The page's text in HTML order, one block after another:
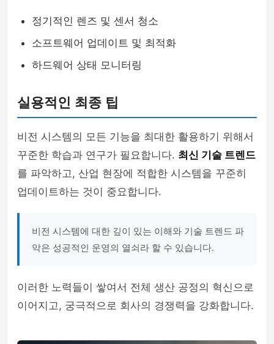
정기적인 렌즈 및 센서 청소
소프트웨어 업데이트 및 최적화
하드웨어 상태 모니터링
실용적인 최종 팁
비전 시스템의 모든 기능을 최대한 활용하기 위해서
꾸준한 학습과 연구가 필요합니다. 최신 기술 트렌드
를 파악하고, 산업 현장에 적합한 시스템을 꾸준히
업데이트하는 것이 중요합니다.
비전 시스템에 대한 깊이 있는 이해와 기술 트렌드 파
악은 성공적인 운영의 열쇠라 할 수 있습니다.
이러한 노력들이 쌓여서 전체 생산 공정의 혁신으로
이어지고, 궁극적으로 회사의 경쟁력을 강화합니다.